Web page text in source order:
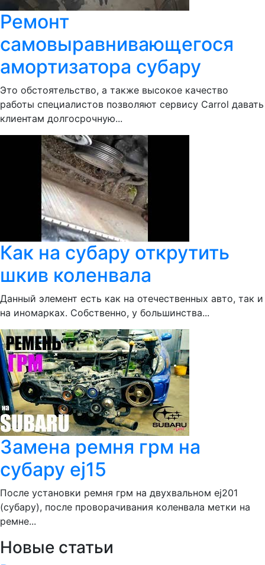
Ремонт
самовыравнивающегося
амортизатора субару
Это обстоятельство, а также высокое качество
работы специалистов позволяют сервису Сarrol давать
клиентам долгосрочную...
Как на субару открутить
шкив коленвала
Данный элемент есть как на отечественных авто, так и
на иномарках. Собственно, у большинства...
Замена ремня грм на
субару ej15
После установки ремня грм на двухвальном ej201
(субару), после проворачивания коленвала метки на
ремне...
Новые статьи